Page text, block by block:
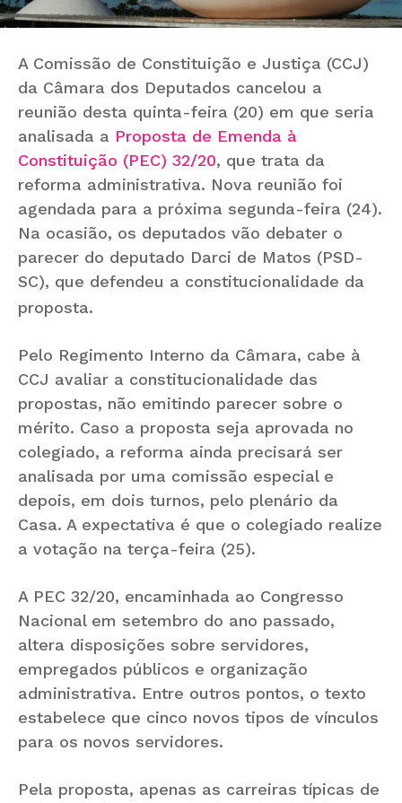
A Comissão de Constituição e Justiça (CCJ)
da Câmara dos Deputados cancelou a
reunião desta quinta-feira (20) em que seria
analisada a Proposta de Emenda à
Constituição (PEC) 32/20, que trata da
reforma administrativa. Nova reunião foi
agendada para a próxima segunda-feira (24).
Na ocasião, os deputados vão debater o
parecer do deputado Darci de Matos (PSD-
SC), que defendeu a constitucionalidade da
proposta.
Pelo Regimento Interno da Câmara, cabe à
CCJ avaliar a constitucionalidade das
propostas, não emitindo parecer sobre o
mérito. Caso a proposta seja aprovada no
colegiado, a reforma ainda precisará ser
analisada por uma comissão especial e
depois, em dois turnos, pelo plenário da
Casa. A expectativa é que o colegiado realize
a votação na terça-feira (25).
A PEC 32/20, encaminhada ao Congresso
Nacional em setembro do ano passado,
altera disposições sobre servidores,
empregados públicos e organização
administrativa. Entre outros pontos, o texto
estabelece que cinco novos tipos de vínculos
para os novos servidores.
Pela proposta, apenas as carreiras típicas de